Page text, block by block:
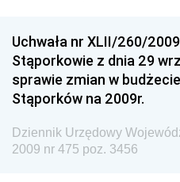
Dziennik Urzędowy
Dziennik Urzędowy
Antykorupcyjnego
Wewnętrznego
Dziennik Urzędowy
Uchwała nr XLII/260/
Stąporkowie z dnia 29
sprawie zmian w
Stąporków na 2009r.
Dziennik Urzędowy
2009 nr 475 poz. 3456